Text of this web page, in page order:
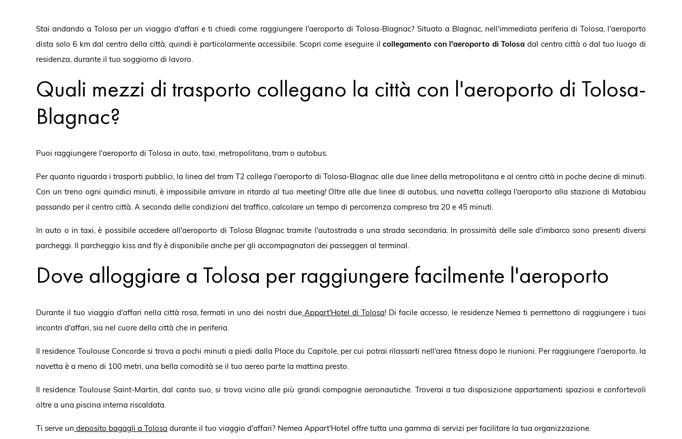
Stai andando a Tolosa per un viaggio d'affari e ti chiedi come raggiungere l'aeroporto di Tolosa-Blagnac? Situato a Blagnac, nell'immediata periferia di Tolosa, l'aeroporto
dista solo 6 km dal centro della città, quindi è particolarmente accessibile. Scopri come eseguire ilcollegamento con l'aeroporto di Tolosa dal centro città o dal tuo luogo di
residenza, durante il tuo soggiorno di lavoro.
Quali mezzi di trasporto collegano la città con l'aeroporto di Tolosa-
Blagnac?
Puoi raggiungere l'aeroporto di Tolosa in auto, taxi, metropolitana, tram o autobus.
Per quanto riguarda i trasporti pubblici, la linea del tram T2 collega l'aeroporto di Tolosa-Blagnac alle due linee della metropolitana e al centro città in poche decine di minuti.
Con un treno ogni quindici minuti, è impossibile arrivare in ritardo al tuo meeting! Oltre alle due linee di autobus, una navetta collega l'aeroporto alla stazione di Matabiau
passando per il centro città. A seconda delle condizioni del traffico, calcolare un tempo di percorrenza compreso tra 20 e 45 minuti.
In auto o in taxi, è possibile accedere all'aeroporto di Tolosa Blagnac tramite l'autostrada o una strada secondaria. In prossimità delle sale d'imbarco sono presenti diversi
parcheggi. Il parcheggio kiss and fly è disponibile anche per gli accompagnatori dei passeggeri al terminal.
Dove alloggiare a Tolosa per raggiungere facilmente l'aeroporto
Durante il tuo viaggio d'affari nella città rosa, fermati in uno dei nostri due Appart'Hotel di Tolosa! Di facile accesso, le residenze Nemea ti permettono di raggiungere i tuoi
incontri d'affari, sia nel cuore della città che in periferia.
Il residence Toulouse Concorde si trova a pochi minuti a piedi dalla Place du Capitole, per cui potrai rilassarti nell'area fitness dopo le riunioni. Per raggiungere l'aeroporto, la
navetta è a meno di 100 metri, una bella comodità se il tuo aereo parte la mattina presto.
Il residence Toulouse Saint-Martin, dal canto suo, si trova vicino alle più grandi compagnie aeronautiche. Troverai a tua disposizione appartamenti spaziosi e confortevoli
oltre a una piscina interna riscaldata.
Ti serve un deposito bagagli a Tolosa durante il tuo viaggio d'affari? Nemea Appart'Hotel offre tutta una gamma di servizi per facilitare la tua organizzazione.